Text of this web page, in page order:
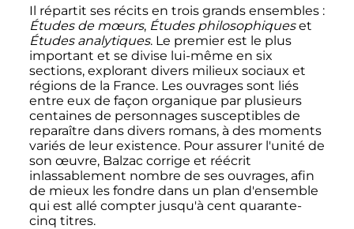
Il répartit ses récits en trois grands ensembles :
Études de mœurs, Études philosophiqueset
Études analytiques. Le premier est le plus
important et se divise lui-même en six
sections, explorant divers milieux sociaux et
régions de la France. Les ouvrages sont liés
entre eux de façon organique par plusieurs
centaines de personnages susceptibles de
reparaître dans divers romans, à des moments
variés de leur existence. Pour assurer l'unité de
son œuvre, Balzac corrige et réécrit
inlassablement nombre de ses ouvrages, afin
de mieux les fondre dans un plan d'ensemble
qui est allé compter jusqu'à cent quarante-
cinq titres.